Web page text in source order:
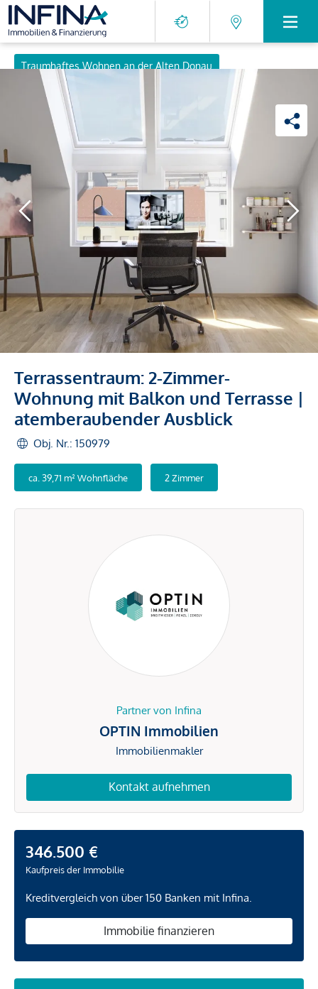
Traumhaftes Wohnen an der Alten Donau
Terrassentraum: 2-Zimmer-
Wohnung mit Balkon und Terrasse |
atemberaubender Ausblick
Obj. Nr.: 150979
ca. 39,71 m² Wohnfläche 2 Zimmer
Partner von Infina
OPTIN Immobilien
Immobilienmakler
Kontakt aufnehmen
346.500 €
Kaufpreis der Immobilie
Kreditvergleich von über 150 Banken mit Infina.
Immobilie finanzieren